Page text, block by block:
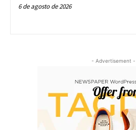
6 de agosto de 2026
- Advertisement -